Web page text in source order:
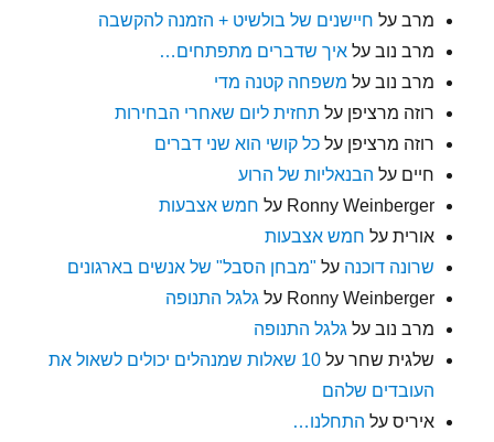
מרב על חיישנים של בולשיט + הזמנה להקשבה
מרב נוב עלאיך שדברים מתפתחים…
מרב נוב על משפחה קטנה מדי
רוזה מרציפן על תחזית ליום שאחרי הבחירות
רוזה מרציפן עלכל קושי הוא שני דברים
חיים על הבנאליות של הרוע
Ronny Weinberger על חמש אצבעות
אורית על חמש אצבעות
שרונה דוכנה על "מבחן הסבל" של אנשים בארגונים
Ronny Weinberger על גלגל התנופה
מרב נוב על גלגל התנופה
שלגית שחר על
10 שאלות שמנהלים יכולים לשאול את
העובדים שלהם
איריס על התחלנו…